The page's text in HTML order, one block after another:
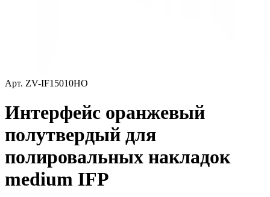
Арт. ZV-IF15010HO
Интерфейс оранжевый
полутвердый для
полировальных накладок
medium IFP